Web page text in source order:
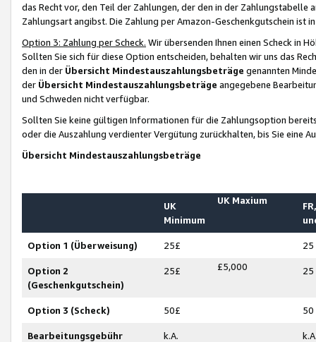
das Recht vor, den Teil der Zahlungen, der den in der
Zahlungsart angibst. Die Zahlung per Amazon-Geschenkgutschein ist
Option 3: Zahlung per Scheck. Wir übersenden Ihnen einen Scheck in
Sollten Sie sich für diese Option entscheiden, behalten wir uns das
den in der Übersicht Mindestauszahlungsbeträge genannten
der Übersicht Mindestauszahlungsbeträge angegebene
und Schweden nicht verfügbar.
Sollten Sie keine gültigen Informationen für die Zahlungsoption
oder die Auszahlung verdienter Vergütung zurückhalten, bis Sie
Übersicht Mindestauszahlungsbeträge
UK
Minimum
UK Maxium
Option 1 (Überweisung) 25£ 25
Option 2
(Geschenkgutschein)
25£ £5,000 25
Option 3 (Scheck) 50£ 50
Bearbeitungsgebühr
k.A.